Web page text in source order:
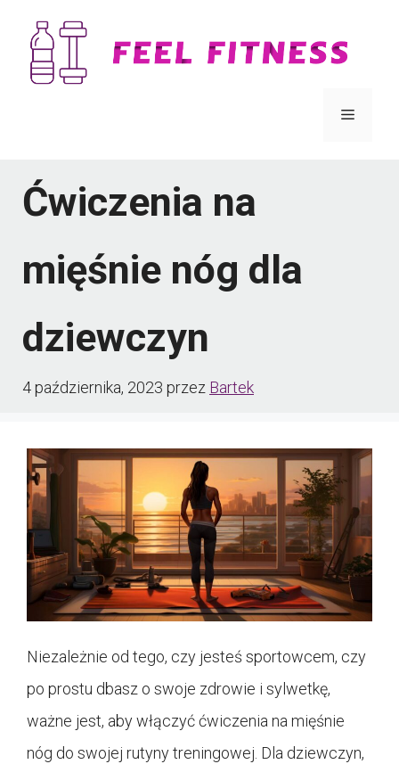
treści
Menu
Ćwiczenia na
mięśnie nóg dla
dziewczyn
4 października, 2023 przez Bartek
Niezależnie od tego, czy jesteś sportowcem, czy
po prostu dbasz o swoje zdrowie i sylwetkę,
ważne jest, aby włączyć ćwiczenia na mięśnie
nóg do swojej rutyny treningowej. Dla dziewczyn,